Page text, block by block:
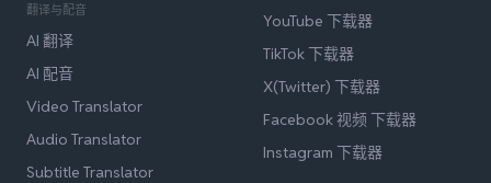
翻译与配音
AI 翻译
AI 配音
Video Translator
Audio Translator
Subtitle Translator
YouTube 下载器
TikTok 下载器
X(Twitter) 下载器
Facebook 视频 下载器
Instagram 下载器